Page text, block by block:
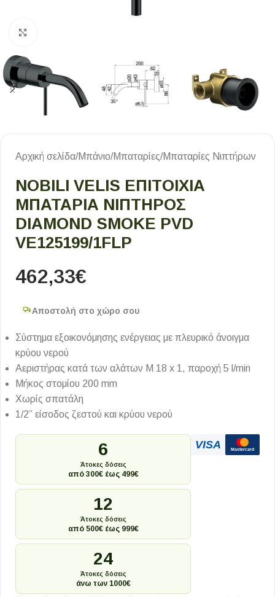
Αρχική σελίδα/Μπάνιο/Μπαταρίες/Μπαταρίες Νιπτήρων
NOBILI VELIS ΕΠΙΤΟΊΧΙΑ
ΜΠΑΤΑΡΊΑ ΝΙΠΤΉΡΟΣ
DIAMOND SMOKE PVD
VE125199/1FLP
462,33€
Αποστολή στο χώρο σου
Σύστημα εξοικονόμησης ενέργειας με πλευρικό άνοιγμα
κρύου νερού
Αεριστήρας κατά των αλάτων M 18 x 1, παροχή 5 l/min
Μήκος στομίου 200 mm
Χωρίς σπατάλη
1/2” είσοδος ζεστού και κρύου νερού
6
Άτοκες δόσεις
από 300€ έως 499€
12
Άτοκες δόσεις
από 500€ έως 999€
24
Άτοκες δόσεις
άνω των 1000€
VISA Mastercard